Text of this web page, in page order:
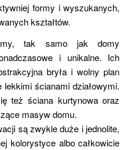
formy i wyszukanych,
kształtów.
tak samo jak domy
i unikalne. Ich
bryła i wolny plan
lekkimi ścianami działowymi.
też ściana kurtynowa oraz
masyw domu.
są zwykle duże i jednolite,
kolorystyce albo całkowicie